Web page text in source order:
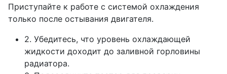
Приступайте к работе с системой охлаждения
только после остывания двигателя.
2. Убедитесь, что уровень охлаждающей
жидкости доходит до заливной горловины
радиатора.